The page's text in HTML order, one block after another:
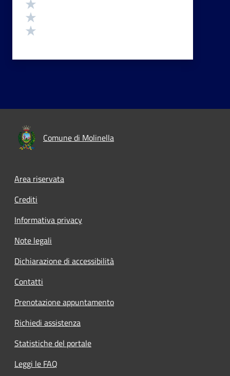
Comune di Molinella
Area riservata
Crediti
Informativa privacy
Note legali
Dichiarazione di accessibilità
Contatti
Prenotazione appuntamento
Richiedi assistenza
Statistiche del portale
Leggi le FAQ